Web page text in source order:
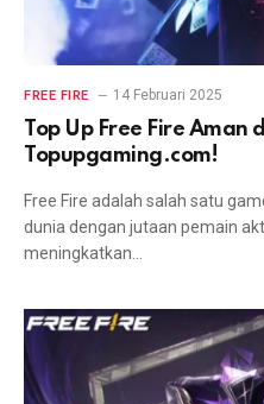
FREE FIRE 14 Februari 2025
Top Up Free Fire Aman
Topupgaming.com!
Free Fire adalah salah satu
dunia dengan jutaan pemain
meningkatkan…